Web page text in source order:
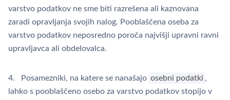
varstvo podatkov ne sme biti razrešena ali kaznovana
zaradi opravljanja svojih nalog. Pooblaščena oseba za
varstvo podatkov neposredno poroča najvišji upravni ravni
upravljavca ali obdelovalca.
4. Posamezniki, na katere se nanašajo osebni podatki ,
lahko s pooblaščeno osebo za varstvo podatkov stopijo v